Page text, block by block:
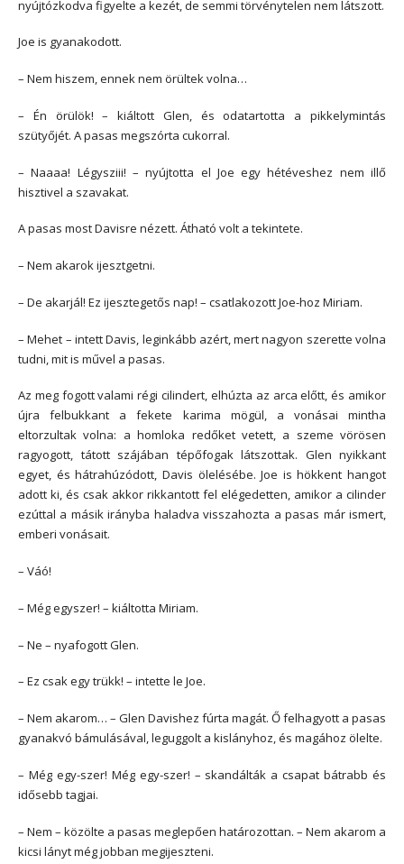
nyújtózkodva figyelte a kezét, de semmi törvénytelen nem látszott.
Joe is gyanakodott.
– Nem hiszem, ennek nem örültek volna…
– Én örülök! – kiáltott Glen, és odatartotta a pikkelymintás
szütyőjét. A pasas megszórta cukorral.
– Naaaa! Légysziii! – nyújtotta el Joe egy hétéveshez nem illő
hisztivel a szavakat.
A pasas most Davisre nézett. Átható volt a tekintete.
– Nem akarok ijesztgetni.
– De akarjál! Ez ijesztegetős nap! – csatlakozott Joe-hoz Miriam.
– Mehet – intett Davis, leginkább azért, mert nagyon szerette volna
tudni, mit is művel a pasas.
Az meg fogott valami régi cilindert, elhúzta az arca előtt, és amikor
újra felbukkant a fekete karima mögül, a vonásai mintha
eltorzultak volna: a homloka redőket vetett, a szeme vörösen
ragyogott, tátott szájában tépőfogak látszottak. Glen nyikkant
egyet, és hátrahúzódott, Davis ölelésébe. Joe is hökkent hangot
adott ki, és csak akkor rikkantott fel elégedetten, amikor a cilinder
ezúttal a másik irányba haladva visszahozta a pasas már ismert,
emberi vonásait.
– Váó!
– Még egyszer! – kiáltotta Miriam.
– Ne – nyafogott Glen.
– Ez csak egy trükk! – intette le Joe.
– Nem akarom… – Glen Davishez fúrta magát. Ő felhagyott a pasas
gyanakvó bámulásával, leguggolt a kislányhoz, és magához ölelte.
– Még egy-szer! Még egy-szer! – skandálták a csapat bátrabb és
idősebb tagjai.
– Nem – közölte a pasas meglepően határozottan. – Nem akarom a
kicsi lányt még jobban megijeszteni.